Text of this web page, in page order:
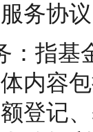
务协
内容
登记